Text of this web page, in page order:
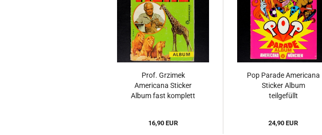
Prof. Grzimek
Americana Sticker
Album fast komplett
16,90 EUR
Pop Parade Americana
Sticker Album
teilgefüllt
24,90 EUR